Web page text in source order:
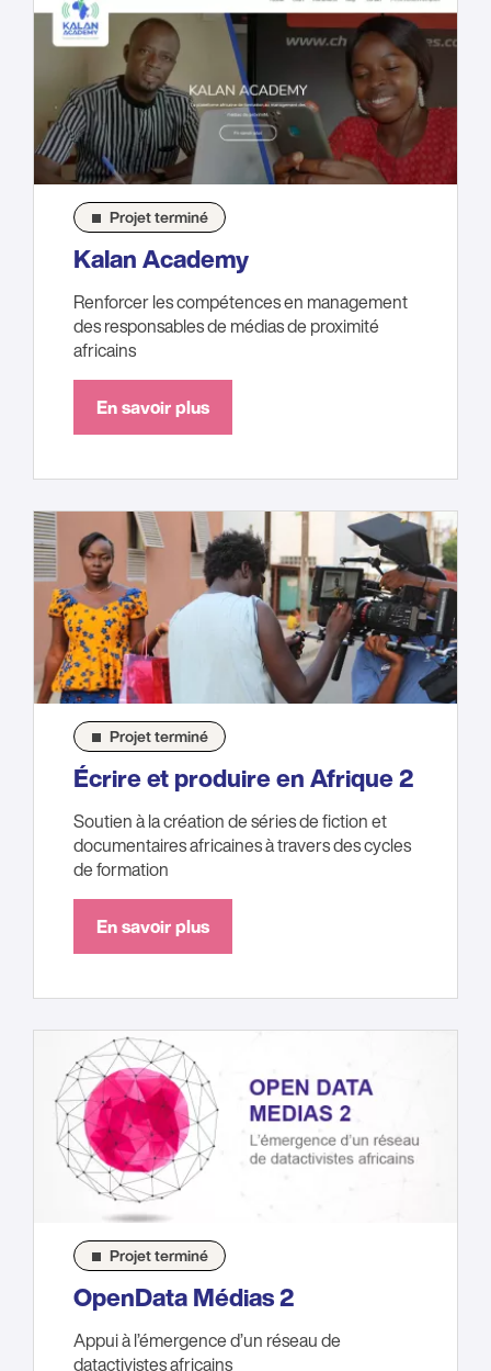
Projet terminé
Kalan Academy
Renforcer les compétences en management
des responsables de médias de proximité
africains
En savoir plus
Projet terminé
Écrire et produire en Afrique 2
Soutien à la création de séries de fiction et
documentaires africaines à travers des cycles
de formation
En savoir plus
Projet terminé
OpenData Médias 2
Appui à l’émergence d’un réseau de
datactivistes africains